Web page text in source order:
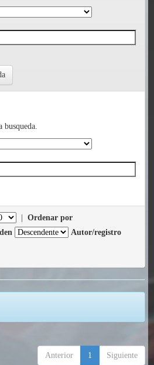
busqueda.
Ordenar por
Autor/registro
Anterior 1 Siguiente